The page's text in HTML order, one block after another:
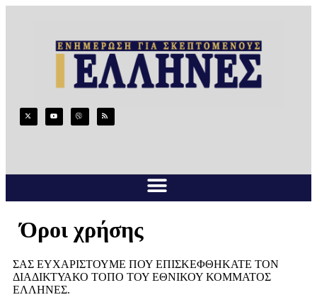
Όροι χρήσης
ΣΑΣ ΕΥΧΑΡΙΣΤΟΥΜΕ ΠΟΥ ΕΠΙΣΚΕΦΘΗΚΑΤΕ ΤΟΝ
ΔΙΑΔΙΚΤΥΑΚΟ ΤΟΠΟ ΤΟΥ ΕΘΝΙΚΟΥ ΚΟΜΜΑΤΟΣ
ΕΛΛΗΝΕΣ.